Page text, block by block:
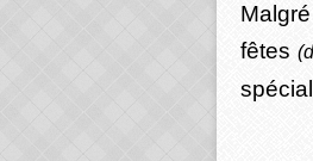
fêtes